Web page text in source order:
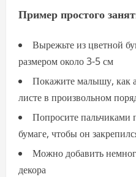
Пример простого
Вырежьте из цветной
размером около 3-5 см
Покажите малышу, как
листе в произвольном
Попросите пальчиками
бумаге, чтобы он
Можно добавить
декора